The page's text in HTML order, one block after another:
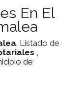
En El
. Listado de
,
de